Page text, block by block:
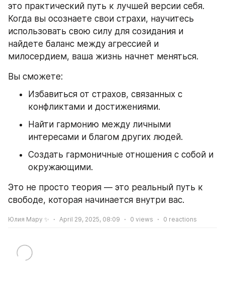
это практический путь к лучшей версии себя.
Когда вы осознаете свои страхи, научитесь
использовать свою силу для созидания и
найдете баланс между агрессией и
милосердием, ваша жизнь начнет меняться.
Вы сможете:
Избавиться от страхов, связанных с
конфликтами и достижениями.
Найти гармонию между личными
интересами и благом других людей.
Создать гармоничные отношения с собой и
окружающими.
Это не просто теория — это реальный путь к
свободе, которая начинается внутри вас.
Юлия Мару ✨ April 29, 2025, 08:09 0 views 0 reactions